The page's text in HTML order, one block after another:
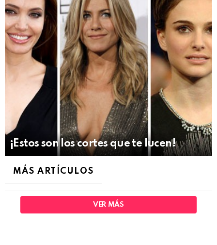
¡Estos son los cortes que te lucen!
MÁS ARTÍCULOS
VER MÁS